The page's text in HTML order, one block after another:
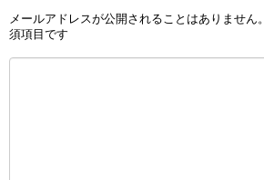
メールアドレスが公開されることはありません。
須項目です